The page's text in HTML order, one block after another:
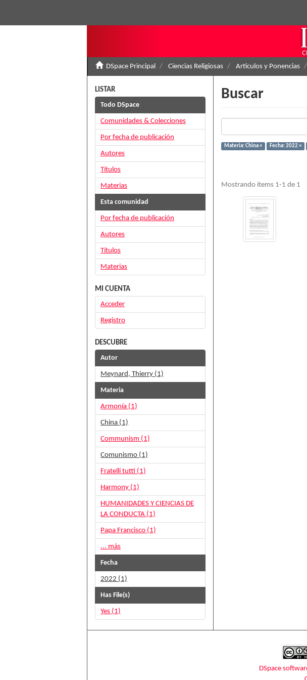
DSpace Principal Ciencias Religiosas Artículos y Ponencias
Buscar
Materia: China × Fecha: 2022 ×
Mostrando ítems 1-1 de 1
LISTAR
Todo DSpace
Comunidades & Colecciones
Por fecha de publicación
Autores
Títulos
Materias
Esta comunidad
Por fecha de publicación
Autores
Títulos
Materias
MI CUENTA
Acceder
Registro
DESCUBRE
Autor
Meynard, Thierry (1)
Materia
Armonía (1)
China (1)
Communism (1)
Comunismo (1)
Fratelli tutti (1)
Harmony (1)
HUMANIDADES Y CIENCIAS DE
LA CONDUCTA (1)
Papa Francisco (1)
... más
Fecha
2022 (1)
Has File(s)
Yes (1)
DSpace